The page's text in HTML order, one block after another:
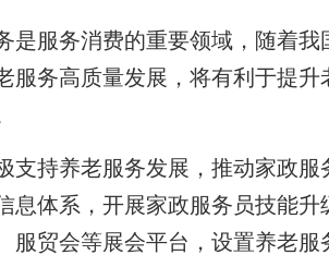
服务消费的重要领域，随着我
服务高质量发展，将有利于提
持养老服务发展，推动家政服
息体系，开展家政服务员技能
服贸会等展会平台，设置养老